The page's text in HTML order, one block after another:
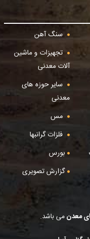
سنگ آهن
تجهیزات و ماشین
آلات معدنی
سایر حوزه های
معدنی
مس
فلزات گرانبها
بورس
گزارش تصویری
معدنمی باشد.